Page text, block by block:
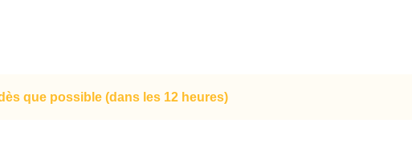
que possible (dans les 12 heures)